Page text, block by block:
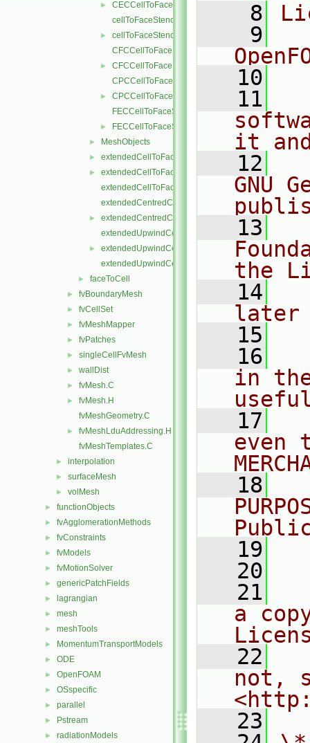
►
CECCellToFaceStencil.H
cellToFaceStencil.C
►
cellToFaceStencil.H
CFCCellToFaceStencil.C
►
CFCCellToFaceStencil.H
CPCCellToFaceStencil.C
►
CPCCellToFaceStencil.H
FECCellToFaceStencil.C
► FECCellToFaceStencil.H
► MeshObjects
► extendedCellToFaceStencil.C
►
extendedCellToFaceStencil.H
extendedCellToFaceStencilTemplates.C
extendedCentredCellToFaceStencil.C
►
extendedCentredCellToFaceStencil.H
extendedUpwindCellToFaceStencil.C
►
extendedUpwindCellToFaceStencil.H
extendedUpwindCellToFaceStencilTemplates.C
► faceToCell
► fvBoundaryMesh
► fvCellSet
► fvMeshMapper
► fvPatches
► singleCellFvMesh
► wallDist
► fvMesh.C
►
fvMesh.H
fvMeshGeometry.C
►
fvMeshLduAddressing.H
fvMeshTemplates.C
► interpolation
► surfaceMesh
► volMesh
► functionObjects
► fvAgglomerationMethods
► fvConstraints
► fvModels
► fvMotionSolver
► genericPatchFields
► lagrangian
► mesh
► meshTools
► MomentumTransportModels
► ODE
► OpenFOAM
► OSspecific
► parallel
► Pstream
► radiationModels
    8
    9
   10
   11
it
   12
GNU
   13
the
   14
later
   15
   16
in
   17
even
   18
   19
   20
   21
a
   22
not,
   23